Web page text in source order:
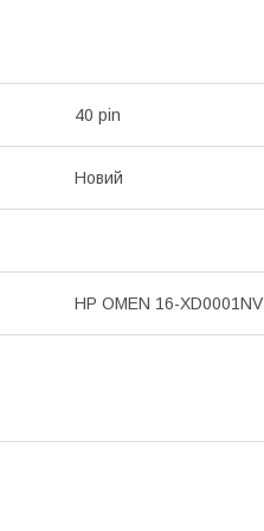
40 pin
Новий
HP OMEN 16-XD0001NV